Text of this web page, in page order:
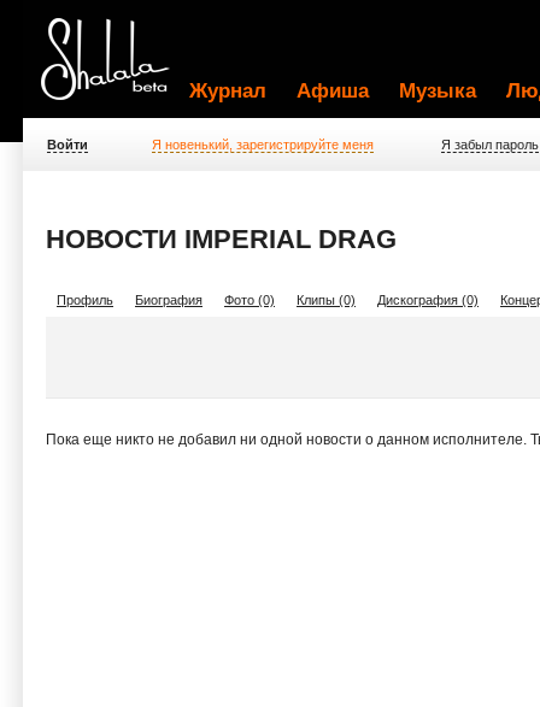
Журнал Афиша Музыка
Войти Я новенький, зарегистрируйте меня Я забыл пароль
НОВОСТИ IMPERIAL DRAG
Профиль Биография Фото (0) Клипы (0) Дискография (0)
Пока еще никто не добавил ни одной новости о данном